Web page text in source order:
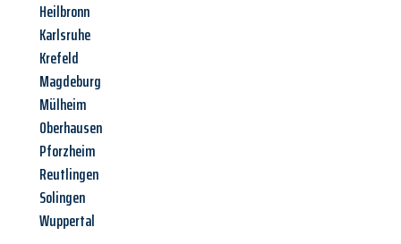
Heilbronn
Karlsruhe
Krefeld
Magdeburg
Mülheim
Oberhausen
Pforzheim
Reutlingen
Solingen
Wuppertal